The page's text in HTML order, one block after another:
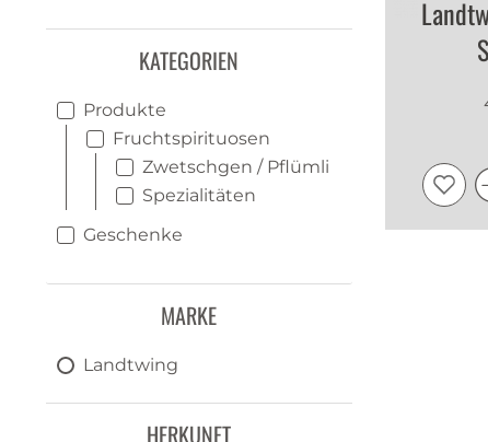
KATEGORIEN
Produkte
Fruchtspirituosen
Zwetschgen / Pflümli
Spezialitäten
Geschenke
MARKE
Landtwing
HERKUNFT